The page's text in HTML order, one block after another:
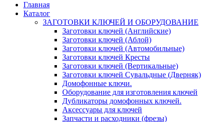
Главная
Каталог
ЗАГОТОВКИ КЛЮЧЕЙ И ОБОРУДОВАНИЕ
Заготовки ключей (Английские)
Заготовки ключей (Аблой)
Заготовки ключей (Автомобильные)
Заготовки ключей Кресты
Заготовки ключей (Вертикальные)
Заготовки ключей Сувальдные (Дверняк)
Домофонные ключи.
Оборудование для изготовления ключей
Дубликаторы домофонных ключей.
Аксессуары для ключей
Запчасти и расходники (фрезы)